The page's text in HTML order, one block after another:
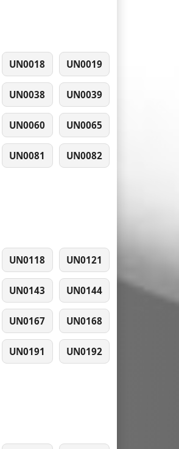
UN0018 UN0019
UN0038 UN0039
UN0060 UN0065
UN0081 UN0082
UN0118 UN0121
UN0143 UN0144
UN0167 UN0168
UN0191 UN0192